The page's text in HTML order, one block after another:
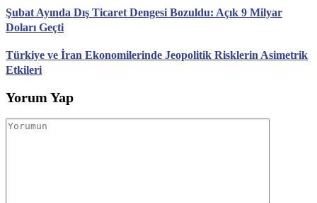
Şubat Ayında Dış Ticaret Dengesi Bozuldu: Açık 9 Milyar
Doları Geçti
Türkiye ve İran Ekonomilerinde Jeopolitik Risklerin Asimetrik
Etkileri
Yorum Yap